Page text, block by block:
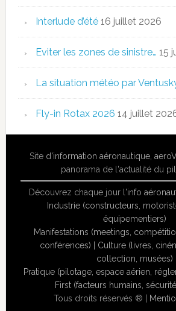
Interlude d’été 16 juillet 2026
Eviter les zones de sinistre… 15
La situation météo par
Fly-in Rotax 2026 14 juillet
Site d'information aéronautique ,
panorama de l'actualité du
Découvrez chaque jour l'info
Industrie (constructeurs,
équipementiers)
Manifestations (meetings,
conférences)
Culture (livres,
collection, musées)
Pratique (pilotage, espace aérien,
First (facteurs humains,
Tous droits réservés ® |